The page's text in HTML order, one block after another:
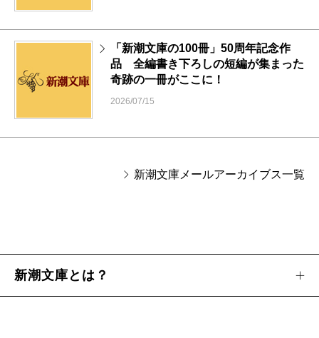
「新潮文庫の100冊」50周年記念作
品 全編書き下ろしの短編が集まった
奇跡の一冊がここに！
2026/07/15
新潮文庫メールアーカイブス一覧
新潮文庫とは？